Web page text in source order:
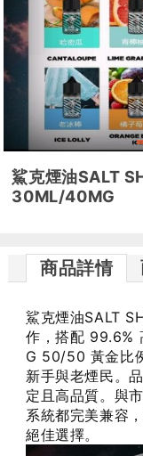
鯊克煙油SALT
30ML/40MG
商品詳情
鯊克煙油SALT
作，搭配 99.6%
G 50/50 黃金比
新手與老煙民。
定且高品質。與
系統都完美兼容
絕佳選擇。